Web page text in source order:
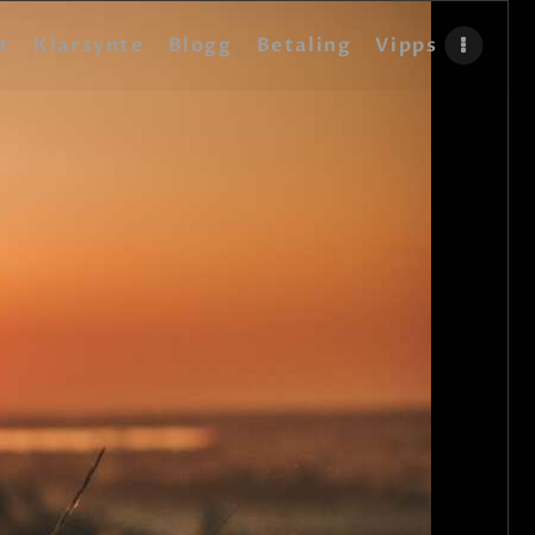
Klarsynte Blogg Betaling Vipps